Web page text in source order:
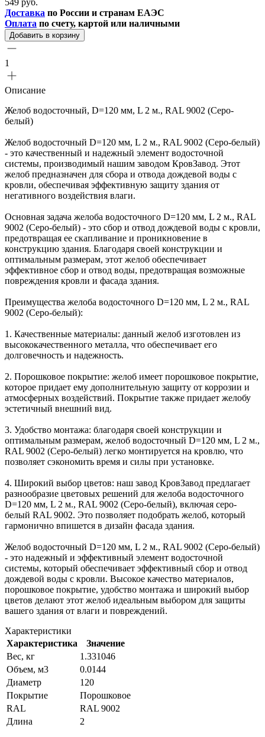
Доставка по России и странам ЕАЭС
Оплата по счету, картой или наличными
Добавить в корзину
1
Описание
Желоб водосточный, D=120 мм, L 2 м., RAL 9002 (Серо-
белый)
Желоб водосточный D=120 мм, L 2 м., RAL 9002 (Серо-белый)
- это качественный и надежный элемент водосточной
системы, производимый нашим заводом КровЗавод. Этот
желоб предназначен для сбора и отвода дождевой воды с
кровли, обеспечивая эффективную защиту здания от
негативного воздействия влаги.
Основная задача желоба водосточного D=120 мм, L 2 м., RAL
9002 (Серо-белый) - это сбор и отвод дождевой воды с кровли,
предотвращая ее скапливание и проникновение в
конструкцию здания. Благодаря своей конструкции и
оптимальным размерам, этот желоб обеспечивает
эффективное сбор и отвод воды, предотвращая возможные
повреждения кровли и фасада здания.
Преимущества желоба водосточного D=120 мм, L 2 м., RAL
9002 (Серо-белый):
1. Качественные материалы: данный желоб изготовлен из
высококачественного металла, что обеспечивает его
долговечность и надежность.
2. Порошковое покрытие: желоб имеет порошковое покрытие,
которое придает ему дополнительную защиту от коррозии и
атмосферных воздействий. Покрытие также придает желобу
эстетичный внешний вид.
3. Удобство монтажа: благодаря своей конструкции и
оптимальным размерам, желоб водосточный D=120 мм, L 2 м.,
RAL 9002 (Серо-белый) легко монтируется на кровлю, что
позволяет сэкономить время и силы при установке.
4. Широкий выбор цветов: наш завод КровЗавод предлагает
разнообразие цветовых решений для желоба водосточного
D=120 мм, L 2 м., RAL 9002 (Серо-белый), включая серо-
белый RAL 9002. Это позволяет подобрать желоб, который
гармонично впишется в дизайн фасада здания.
Желоб водосточный D=120 мм, L 2 м., RAL 9002 (Серо-белый)
- это надежный и эффективный элемент водосточной
системы, который обеспечивает эффективный сбор и отвод
дождевой воды с кровли. Высокое качество материалов,
порошковое покрытие, удобство монтажа и широкий выбор
цветов делают этот желоб идеальным выбором для защиты
вашего здания от влаги и повреждений.
Характеристики
Характеристика
Значение
Вес, кг
1.331046
Объем, м3
0.0144
Диаметр
120
Покрытие
Порошковое
RAL
RAL 9002
Длина
2